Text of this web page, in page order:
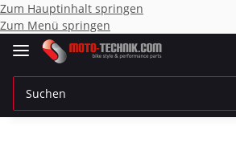
Zum Hauptinhalt springen
Zum Menü springen